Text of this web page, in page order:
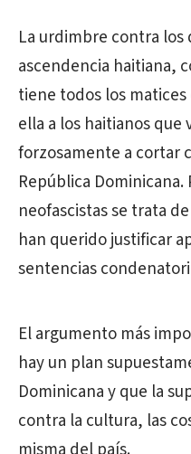
La urdimbre contra los
ascendencia haitiana,
tiene todos los
ella a los haitianos
forzosamente a cortar
República Dominicana.
neofascistas se trata
han querido justificar
sentencias
El argumento más
hay un plan
Dominicana y que la
contra la cultura, las